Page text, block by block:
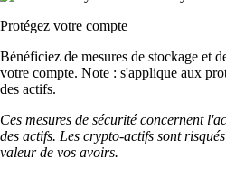
Protégez votre compte
Bénéficiez de mesures de stockage et
votre compte. Note : s'applique aux
des actifs.
Ces mesures de sécurité concernent
des actifs. Les crypto-actifs sont
valeur de vos avoirs.